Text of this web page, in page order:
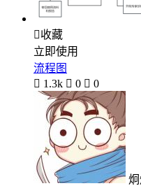
收藏
立即使用
流程图
 1.3k  0  0